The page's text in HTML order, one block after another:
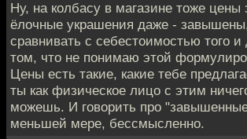
Ну, на колбасу в магазине тоже
ёлочные украшения даже -
сравнивать с себестоимостью того и
том, что не понимаю этой
Цены есть такие, какие тебе
ты как физическое лицо с этим
можешь. И говорить про
меньшей мере, бессмысленно.